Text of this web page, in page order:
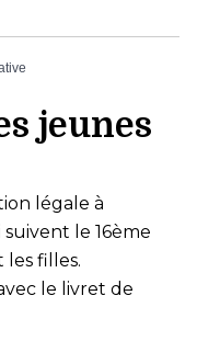
jeunes
légale à
le 16ème
les filles.
le livret de